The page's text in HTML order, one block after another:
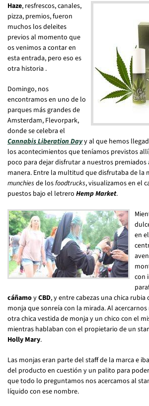
Haze, resfrescos, canales,
pizza, premios, fueron
muchos los deleites
previos al momento que
os venimos a contar en
esta entrada, pero eso es
otra historia .
Domingo, nos
encontramos en uno de lo
parques más grandes de
Amsterdam, Flevorpark,
donde se celebra el
Cannabis Liberation Dayy al que hemos
los acontecimientos que teníamos previstos
poco para dejar disfrutar a nuestros premiados
manera. Entre la multitud que disfrutaba de la
munchies de losfoodtrucks, visualizamos en el
puestos bajo el letrero Hemp Market.
en
con
cáñamoyCBD, y entre cabezas una chica rubia
monja que sonreía con la mirada. Al
otra chica vestida de monja y un chico con el
mientras hablaban con el propietario de un
Holly Mary.
Las monjas eran parte del staff de la marca e
del producto en cuestión y un palito para
que todo lo preguntamos nos acercamos al
líquido con ese nombre.